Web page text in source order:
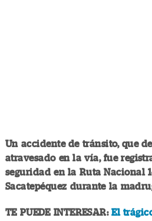
Un accidente de tránsito, que
atravesado en la vía, fue
seguridad en la Ruta Nacional
Sacatepéquez durante la
TE PUEDE INTERESAR:El